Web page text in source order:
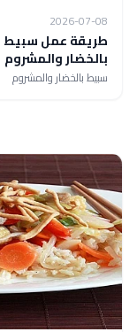
2026-07-08
طريقة عمل سبيط
بالخضار والمشروم
سبيط بالخضار والمشروم